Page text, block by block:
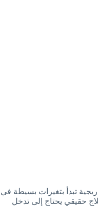
تبدأ بتغيرات بسيطة في
حقيقي يحتاج إلى تدخل